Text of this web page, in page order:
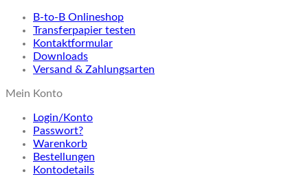
B-to-B Onlineshop
Transferpapier testen
Kontaktformular
Downloads
Versand & Zahlungsarten
Mein Konto
Login/Konto
Passwort?
Warenkorb
Bestellungen
Kontodetails